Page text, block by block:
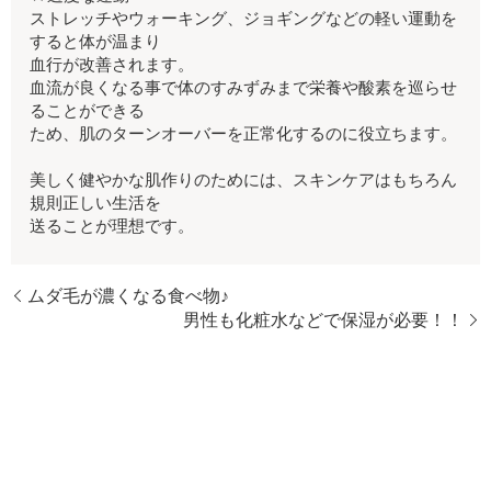
ストレッチやウォーキング、ジョギングなどの軽い運動を
すると体が温まり
血行が改善されます。
血流が良くなる事で体のすみずみまで栄養や酸素を巡らせ
ることができる
ため、肌のターンオーバーを正常化するのに役立ちます。
美しく健やかな肌作りのためには、スキンケアはもちろん
規則正しい生活を
送ることが理想です。
ムダ毛が濃くなる食べ物♪
男性も化粧水などで保湿が必要！！